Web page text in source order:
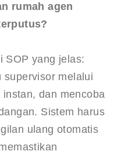
rumah agen
SOP yang jelas:
supervisor melalui
dan mencoba
Sistem harus
ulang otomatis